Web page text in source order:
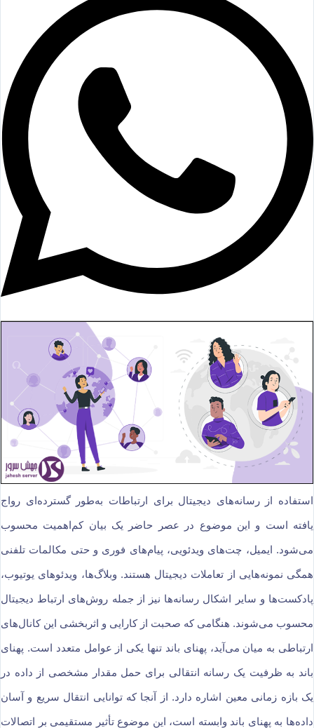
استفاده از رسانه‌های دیجیتال برای ارتباطات به‌طور گسترده‌ای رواج
یافته است و این موضوع در عصر حاضر یک بیان کم‌اهمیت محسوب
می‌شود. ایمیل، چت‌های ویدئویی، پیام‌های فوری و حتی مکالمات تلفنی
همگی نمونه‌هایی از تعاملات دیجیتال هستند. وبلاگ‌ها، ویدئوهای یوتیوب،
پادکست‌ها و سایر اشکال رسانه‌ها نیز از جمله روش‌های ارتباط دیجیتال
محسوب می‌شوند. هنگامی که صحبت از کارایی و اثربخشی این کانال‌های
ارتباطی به میان می‌آید، پهنای باند تنها یکی از عوامل متعدد است. پهنای
باند به ظرفیت یک رسانه انتقالی برای حمل مقدار مشخصی از داده در
یک بازه زمانی معین اشاره دارد. از آنجا که توانایی انتقال سریع و آسان
داده‌ها به پهنای باند وابسته است، این موضوع تأثیر مستقیمی بر اتصالات